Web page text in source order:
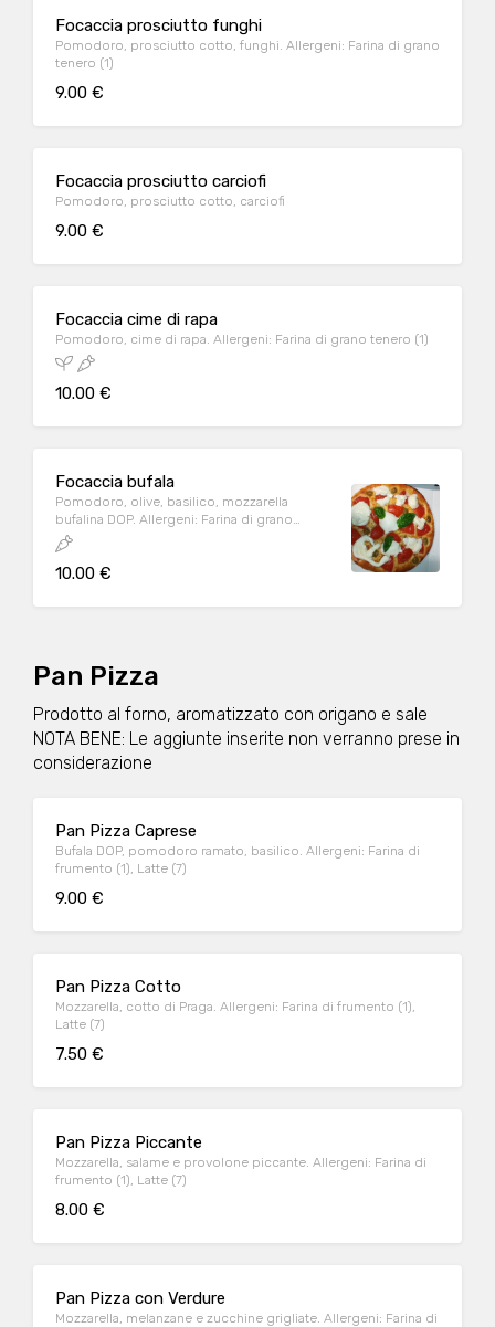
Focaccia prosciutto funghi
Pomodoro, prosciutto cotto, funghi. Allergeni: Farina di grano
tenero (1)
9.00 €
Focaccia prosciutto carciofi
Pomodoro, prosciutto cotto, carciofi
9.00 €
Focaccia cime di rapa
Pomodoro, cime di rapa. Allergeni: Farina di grano tenero (1)
10.00 €
Focaccia bufala
Pomodoro, olive, basilico, mozzarella
bufalina DOP. Allergeni: Farina di grano
tenero (1), Latte (7)
10.00 €
Pan Pizza
Prodotto al forno, aromatizzato con origano e sale
NOTA BENE: Le aggiunte inserite non verranno prese in
considerazione
Pan Pizza Caprese
Bufala DOP, pomodoro ramato, basilico. Allergeni: Farina di
frumento (1), Latte (7)
9.00 €
Pan Pizza Cotto
Mozzarella, cotto di Praga. Allergeni: Farina di frumento (1),
Latte (7)
7.50 €
Pan Pizza Piccante
Mozzarella, salame e provolone piccante. Allergeni: Farina di
frumento (1), Latte (7)
8.00 €
Pan Pizza con Verdure
Mozzarella, melanzane e zucchine grigliate. Allergeni: Farina di